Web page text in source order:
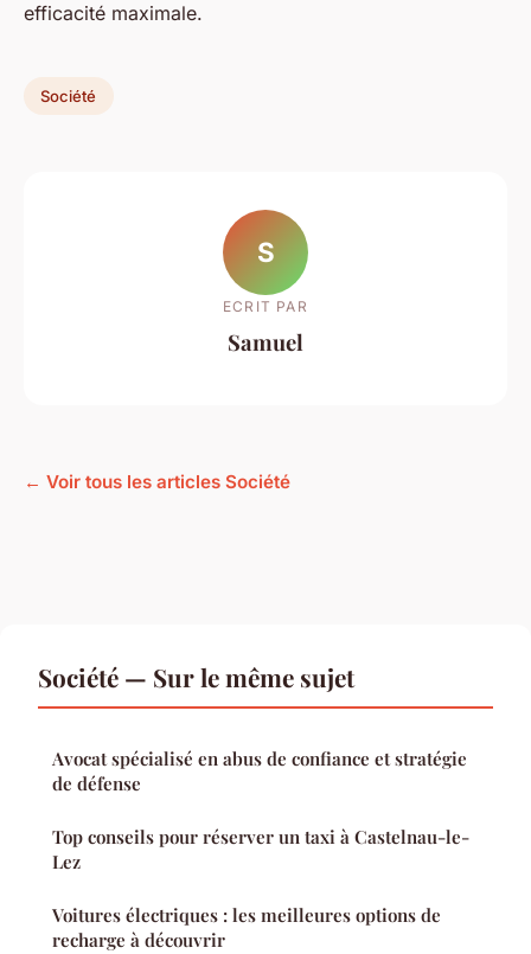
efficacité maximale.
Société
S
ECRIT PAR
Samuel
← Voir tous les articles Société
Société — Sur le même sujet
Avocat spécialisé en abus de confiance et stratégie
de défense
Top conseils pour réserver un taxi à Castelnau-le-
Lez
Voitures électriques : les meilleures options de
recharge à découvrir